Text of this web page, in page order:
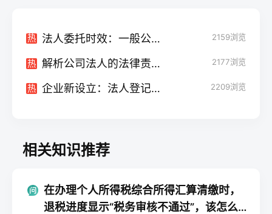
热 法人委托时效：一般公司如何界定？ 2159浏览
热 解析公司法人的法律责任：究竟有哪些？ 2177浏览
热 企业新设立：法人登记必备文件一览！ 2209浏览
相关知识推荐
在办理个人所得税综合所得汇算清缴时，
退税进度显示“税务审核不通过”，该怎么